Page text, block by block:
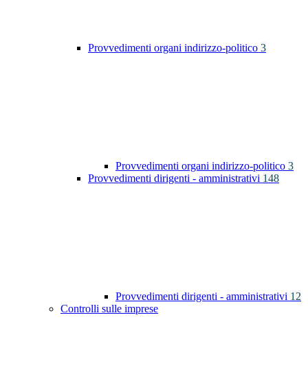
Provvedimenti organi indirizzo-politico 3
Provvedimenti organi indirizzo-politico 3
Provvedimenti dirigenti - amministrativi 148
Provvedimenti dirigenti - amministrativi 12
Controlli sulle imprese